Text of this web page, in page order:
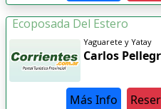
Ecoposada Del Estero
Yaguarete y Yatay
Carlos
Más Info